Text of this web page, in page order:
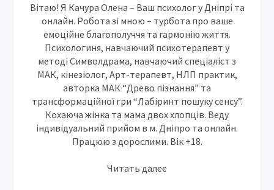
Вітаю! Я Качура Олена – Ваш психолог у Дніпрі та
онлайн. Робота зі мною – турбота про ваше
емоційне благополуччя та гармонію життя.
Психологиня, навчаючий психотерапевт у
методі Символдрама, навчаючий спеціаліст з
МАК, кінезіолог, Арт-терапевт, НЛП практик,
авторка МАК “Древо пізнання” та
трансформаційної гри “Лабіринт пошуку сенсу”.
Кохаюча жінка та мама двох хлопців. Веду
індивідуальний прийом в м. Дніпро та онлайн.
Працюю з дорослими. Вік +18.
Читать далее